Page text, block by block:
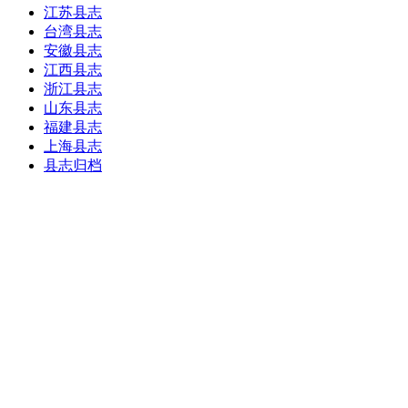
江苏县志
台湾县志
安徽县志
江西县志
浙江县志
山东县志
福建县志
上海县志
县志归档